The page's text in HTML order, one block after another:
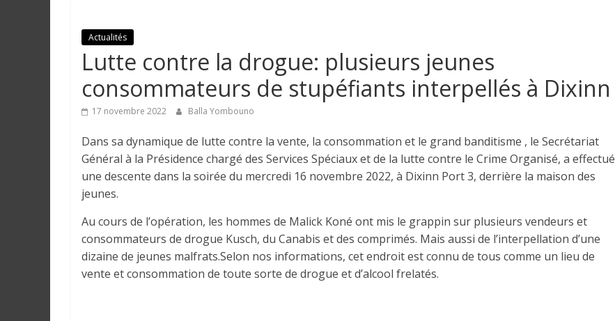
g
u
e
Actualités
Lutte contre la drogue: plusieurs jeunes
consommateurs de stupéfiants interpellés à Dixinn
17 novembre 2022 Balla Yombouno
Dans sa dynamique de lutte contre la vente, la consommation et le grand banditisme , le Secrétariat
Général à la Présidence chargé des Services Spéciaux et de la lutte contre le Crime Organisé, a effectué
une descente dans la soirée du mercredi 16 novembre 2022, à Dixinn Port 3, derrière la maison des
jeunes.
Au cours de l’opération, les hommes de Malick Koné ont mis le grappin sur plusieurs vendeurs et
consommateurs de drogue Kusch, du Canabis et des comprimés. Mais aussi de l’interpellation d’une
dizaine de jeunes malfrats.Selon nos informations, cet endroit est connu de tous comme un lieu de
vente et consommation de toute sorte de drogue et d’alcool frelatés.